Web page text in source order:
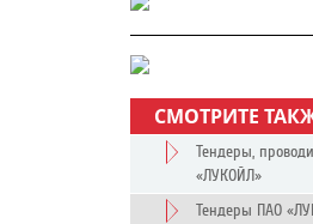
СМОТРИТЕ
Тендеры,
«ЛУКОЙЛ»
Тендеры ПАО